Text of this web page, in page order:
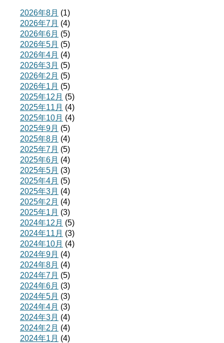
2026年8月 (1)
2026年7月 (4)
2026年6月 (5)
2026年5月 (5)
2026年4月 (4)
2026年3月 (5)
2026年2月 (5)
2026年1月 (5)
2025年12月 (5)
2025年11月 (4)
2025年10月 (4)
2025年9月 (5)
2025年8月 (4)
2025年7月 (5)
2025年6月 (4)
2025年5月 (3)
2025年4月 (5)
2025年3月 (4)
2025年2月 (4)
2025年1月 (3)
2024年12月 (5)
2024年11月 (3)
2024年10月 (4)
2024年9月 (4)
2024年8月 (4)
2024年7月 (5)
2024年6月 (3)
2024年5月 (3)
2024年4月 (3)
2024年3月 (4)
2024年2月 (4)
2024年1月 (4)